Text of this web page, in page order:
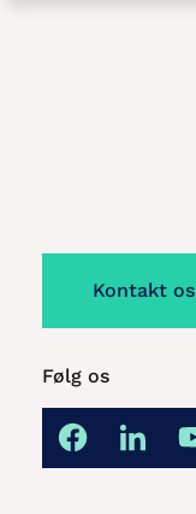
Kontakt os
Følg os